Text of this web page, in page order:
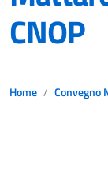
CNOP
Home Convegno